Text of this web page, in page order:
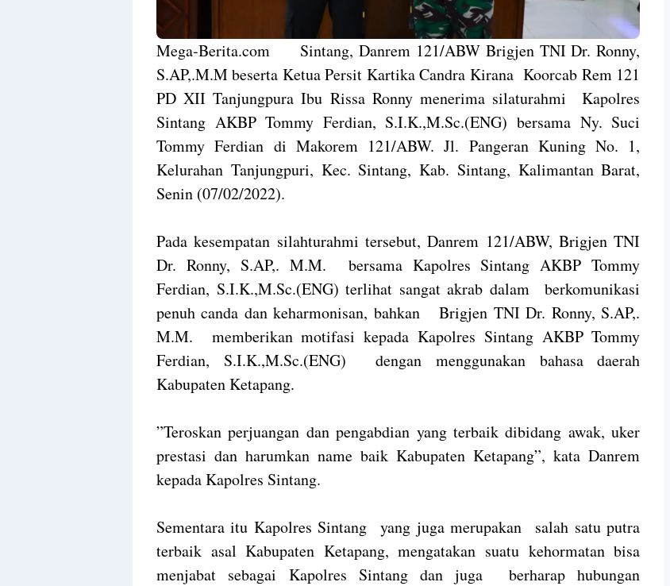
Mega-Berita.com Sintang, Danrem 121/ABW Brigjen TNI Dr. Ronny,
S.AP,.M.M beserta Ketua Persit Kartika Candra Kirana Koorcab Rem 121
PD XII Tanjungpura Ibu Rissa Ronny menerima silaturahmi Kapolres
Sintang AKBP Tommy Ferdian, S.I.K.,M.Sc.(ENG) bersama Ny. Suci
Tommy Ferdian di Makorem 121/ABW. Jl. Pangeran Kuning No. 1,
Kelurahan Tanjungpuri, Kec. Sintang, Kab. Sintang, Kalimantan Barat,
Senin (07/02/2022).
Pada kesempatan silahturahmi tersebut, Danrem 121/ABW, Brigjen TNI
Dr. Ronny, S.AP,. M.M. bersama Kapolres Sintang AKBP Tommy
Ferdian, S.I.K.,M.Sc.(ENG) terlihat sangat akrab dalam berkomunikasi
penuh canda dan keharmonisan, bahkan Brigjen TNI Dr. Ronny, S.AP,.
M.M. memberikan motifasi kepada Kapolres Sintang AKBP Tommy
Ferdian, S.I.K.,M.Sc.(ENG) dengan menggunakan bahasa daerah
Kabupaten Ketapang.
”Teroskan perjuangan dan pengabdian yang terbaik dibidang awak, uker
prestasi dan harumkan name baik Kabupaten Ketapang”, kata Danrem
kepada Kapolres Sintang.
Sementara itu Kapolres Sintang yang juga merupakan salah satu putra
terbaik asal Kabupaten Ketapang, mengatakan suatu kehormatan bisa
menjabat sebagai Kapolres Sintang dan juga berharap hubungan